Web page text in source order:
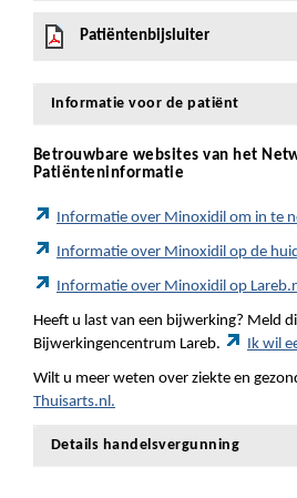
Patiëntenbijsluiter
Informatie voor de patiënt
Betrouwbare websites van het
Patiënteninformatie
Informatie over Minoxidil om in te
Informatie over Minoxidil op de
Informatie over Minoxidil op
Heeft u last van een bijwerking? Meld
Bijwerkingencentrum Lareb.
Ik wil
Wilt u meer weten over ziekte en
Thuisarts.nl.
Details handelsvergunning